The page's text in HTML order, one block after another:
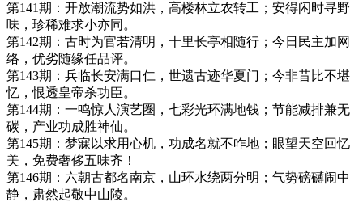
第141期：开放潮流势如洪，高楼林立农转工；安得闲时寻野
味，珍稀难求小亦同。
第142期：古时为官若清明，十里长亭相随行；今日民主加网
络，优劣随缘任品评。
第143期：兵临长安满口仁，世遗古迹华夏门；今非昔比不堪
忆，恨透皇帝杀功臣。
第144期：一鸣惊人演艺圈，七彩光环满地钱；节能减排兼无
碳，产业功成胜神仙。
第145期：梦寐以求用心机，功成名就不咋地；眼望天空回忆
美，免费奢侈五味齐！
第146期：六朝古都名南京，山环水绕两分明；气势磅礴闹中
静，肃然起敬中山陵。